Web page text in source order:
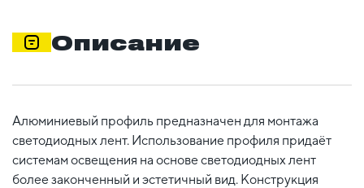
Описание
Алюминиевый профиль предназначен для монтажа
светодиодных лент. Использование профиля придаёт
системам освещения на основе светодиодных лент
более законченный и эстетичный вид. Конструкция